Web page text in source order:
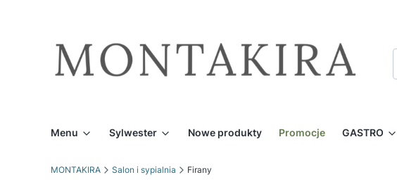
Menu Sylwester Nowe produkty Promocje GASTRO
MONTAKIRA Salon i sypialnia Firany